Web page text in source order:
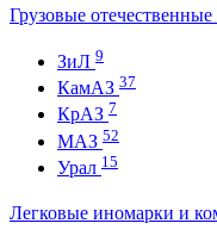
Грузовые отечественные
ЗиЛ 9
КамАЗ 37
КрАЗ 7
МАЗ 52
Урал 15
Легковые иномарки и